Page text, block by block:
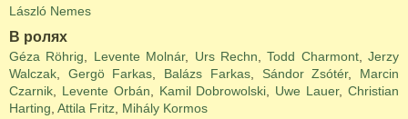
László Nemes
В ролях
Géza Röhrig Levente Molnár, Urs Rechn ,Todd Charmont, Jerzy
Walczak
Gergö Farkas Balázs Farkas, Sándor Zsótér, Marcin
Czarnik
Levente Orbán Kamil Dobrowolski Uwe Lauer,Christian
Harting Attila Fritz Mihály Kormos